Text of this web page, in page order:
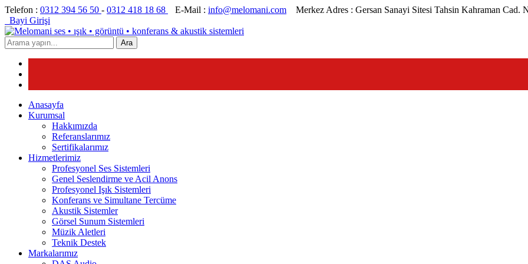
Telefon : 0312 394 56 50 - 0312 418 18 68 E-Mail : info@melomani.com Merkez Adres : Gersan Sanayi Sitesi Tahsin Kahraman Cad.
Bayi Girişi
Ara
Anasayfa
Kurumsal
Hakkımızda
Referanslarımız
Sertifikalarımız
Hizmetlerimiz
Profesyonel Ses Sistemleri
Genel Seslendirme ve Acil Anons
Profesyonel Işık Sistemleri
Konferans ve Simultane Tercüme
Akustik Sistemler
Görsel Sunum Sistemleri
Müzik Aletleri
Teknik Destek
Markalarımız